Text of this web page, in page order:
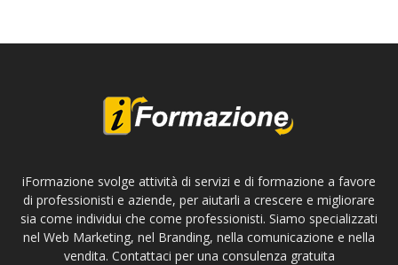
iFormazione svolge attività di servizi e di formazione a favore
di professionisti e aziende, per aiutarli a crescere e migliorare
sia come individui che come professionisti. Siamo specializzati
nel Web Marketing, nel Branding, nella comunicazione e nella
vendita. Contattaci per una consulenza gratuita